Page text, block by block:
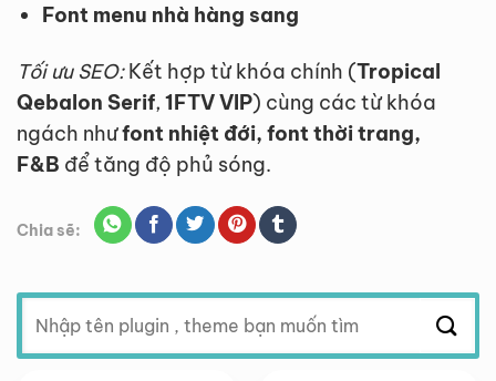
Font menu nhà hàng sang
Tối ưu SEO:Kết hợp từ khóa chính (Tropical
Qebalon Serif, 1FTV VIP) cùng các từ khóa
ngách nhưfont nhiệt đới, font thời trang,
F&B để tăng độ phủ sóng.
Chia sẽ:
Tìm
kiếm: